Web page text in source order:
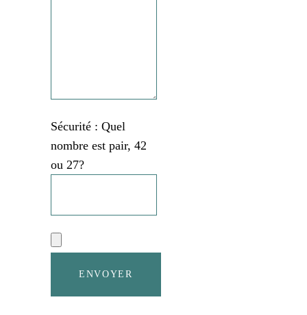
Sécurité : Quel
nombre est pair, 42
ou 27?
ENVOYER